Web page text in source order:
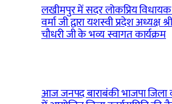
लखीमपुर में सदर लोकप्रिय विधायक
वर्मा जी द्वारा यशस्वी प्रदेश अध्यक्ष
चौधरी जी के भव्य स्वागत कार्यक्रम
आज जनपद बाराबंकी भाजपा जिला